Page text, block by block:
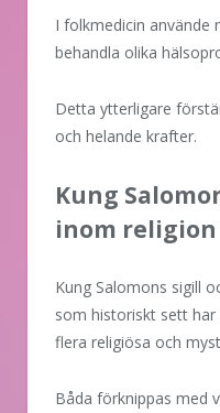
I folkmedicin
behandla olika
Detta ytterligare
och helande krafter.
Kung
inom
Kung Salomons sigill
som historiskt sett
flera religiösa och
Båda förknippas med